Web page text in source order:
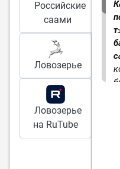
Российские
саами
Ловозерье
Ловозерье
на RuTube